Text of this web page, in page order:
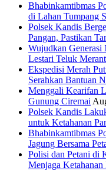
Bhabinkamtibmas
di Lahan Tumpang
Polsek Kandis
Pangan, Pastikan
Wujudkan
Lestari Teluk
Ekspedisi Merah
Serahkan Bantuan
Menggali Kearifan
Gunung Ciremai
Polsek Kandis
untuk Ketahanan
Bhabinkamtibmas
Jagung Bersama
Polisi dan Petani di
Menjaga Ketahanan